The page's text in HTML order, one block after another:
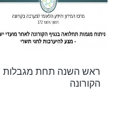
הכלכלי